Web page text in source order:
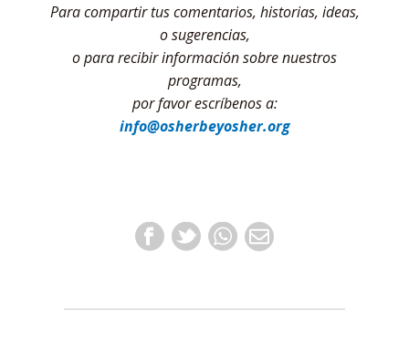
Para compartir tus comentarios, historias, ideas,
o sugerencias,
o para recibir información sobre nuestros
programas,
por favor escríbenos a:
info@osherbeyosher.org